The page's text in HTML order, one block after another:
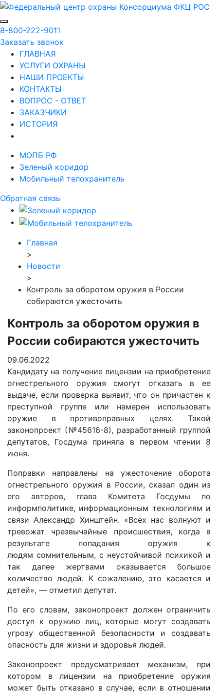
8-800-222-9011
Заказать звонок
ГЛАВНАЯ
УСЛУГИ ОХРАНЫ
НАШИ ПРОЕКТЫ
КОНТАКТЫ
ВОПРОС - ОТВЕТ
ЗАКАЗЧИКИ
ИСТОРИЯ
МОПБ РФ
Зеленый коридор
Мобильный телохранитель
Обратная связь
Главная
>
Новости
>
Контроль за оборотом оружия в России
собираются ужесточить
Контроль за оборотом оружия в
России собираются ужесточить
09.06.2022
Кандидату на получение лицензии на приобретение
огнестрельного оружия смогут отказать в ее
выдаче, если проверка выявит, что он причастен к
преступной группе или намерен использовать
оружие в противоправных целях. Такой
законопроект (№45616-8), разработанный группой
депутатов, Госдума приняла в первом чтении 8
июня.
Поправки направлены на ужесточение оборота
огнестрельного оружия в России, сказал один из
его авторов, глава Комитета Госдумы по
информполитике, информационным технологиям и
связи Александр Хинштейн. «Всех нас волнуют и
тревожат чрезвычайные происшествия, когда в
результате попадания оружия к
людям сомнительным, с неустойчивой психикой и
так далее жертвами оказывается большое
количество людей. К сожалению, это касается и
детей», — отметил депутат.
По его словам, законопроект должен ограничить
доступ к оружию лиц, которые могут создавать
угрозу общественной безопасности и создавать
опасность для жизни и здоровья людей.
Законопроект предусматривает механизм, при
котором в лицензии на приобретение оружия
может быть отказано в случае, если в отношении